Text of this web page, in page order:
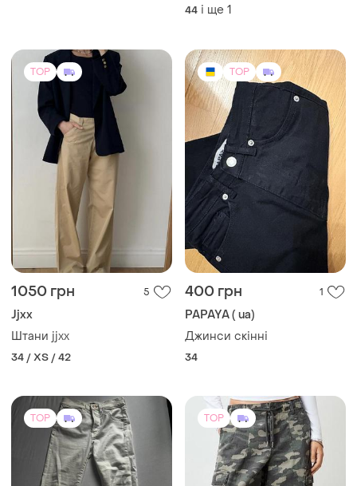
44 і ще 1
TOP
1050 грн 5
Jjxx
Штани jjxx
34 / XS / 42
TOP
400 грн 1
PAPAYA ( ua)
Джинси скінні
34
TOP TOP